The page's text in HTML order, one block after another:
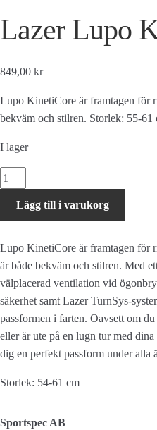
Lazer Lupo
849,00 kr
Lupo KinetiCore är framtagen för
bekväm och stilren. Storlek: 55-61
I lager
Lazer
Lupo
KinetiCore
Lägg till i varukorg
Lupo KinetiCore är framtagen för
är både bekväm och stilren. Med
välplacerad ventilation vid
säkerhet samt Lazer TurnSys-
passformen i farten. Oavsett om
eller är ute på en lugn tur med
dig en perfekt passform under alla
Storlek: 54-61 cm
Sportspec AB